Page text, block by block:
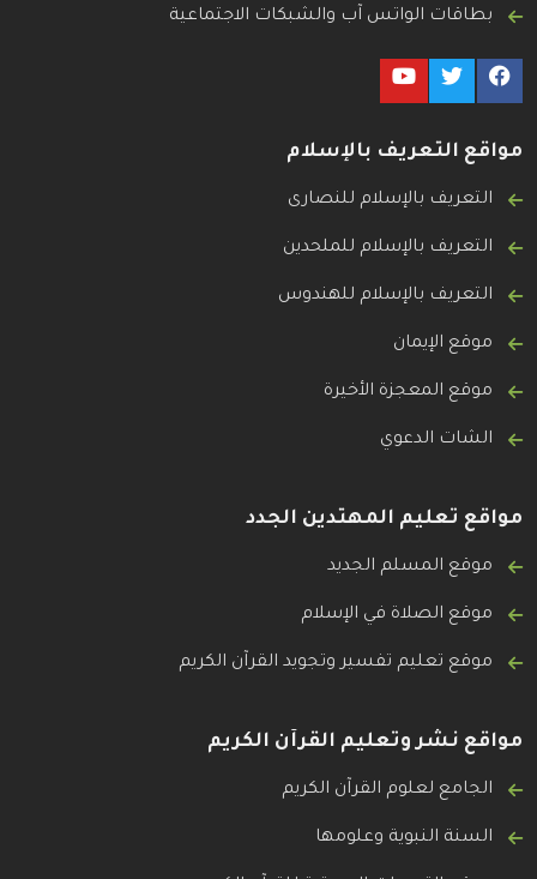
بطاقات الواتس آب والشبكات الاجتماعية
مواقع التعريف بالإسلام
التعريف بالإسلام للنصارى
التعريف بالإسلام للملحدين
التعريف بالإسلام للهندوس
موقع الإيمان
موقع المعجزة الأخيرة
الشات الدعوي
مواقع تعليم المهتدين الجدد
موقع المسلم الجديد
موقع الصلاة في الإسلام
موقع تعليم تفسير وتجويد القرآن الكريم
مواقع نشر وتعليم القرآن الكريم
الجامع لعلوم القرآن الكريم
السنة النبوية وعلومها